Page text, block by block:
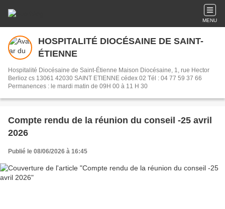
MENU
HOSPITALITÉ DIOCÉSAINE DE SAINT-
ÉTIENNE
Hospitalité Diocésaine de Saint-Étienne Maison Diocésaine, 1, rue Hector
Berlioz cs 13061 42030 SAINT ETIENNE cédex 02 Tél : 04 77 59 37 66
Permanences : le mardi matin de 09H 00 à 11 H 30
Compte rendu de la réunion du conseil -25 avril
2026
Publié le 08/06/2026 à 16:45